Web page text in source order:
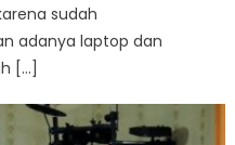
sudah
adanya laptop dan
[…]